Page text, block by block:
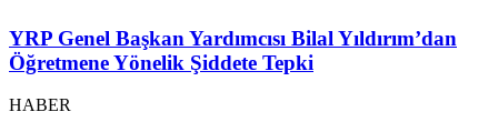
YRP Genel Başkan Yardımcısı Bilal Yıldırım’dan
Öğretmene Yönelik Şiddete Tepki
HABER